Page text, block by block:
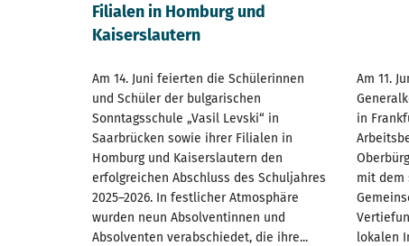
Filialen in Homburg und
Kaiserslautern
Am 14. Juni feierten die Schülerinnen
und Schüler der bulgarischen
Sonntagsschule „Vasil Levski“ in
Saarbrücken sowie ihrer Filialen in
Homburg und Kaiserslautern den
erfolgreichen Abschluss des Schuljahres
2025–2026. In festlicher Atmosphäre
wurden neun Absolventinnen und
Absolventen verabschiedet, die ihre...
Am 11.
in
mit dem
lokalen